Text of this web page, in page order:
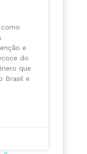
e
do
que
Brasil e